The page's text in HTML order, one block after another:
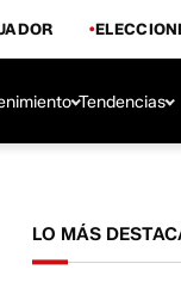
Tendencias
LO MÁS